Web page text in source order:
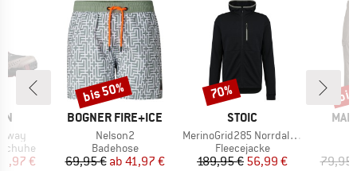
Preis
€
MARKE
BOGNER FIRE+ICE
Artikel
Nelson2
Produktgruppe
Badehose
Preis
69,95 € reduzierter Preis
ab 41,97 €
Rabatt
bis 50%
MARKE
STOIC
Artikel
MerinoGrid285 NorrdalSt. Zip Hoody
Produktgruppe
Fleecejacke
Preis
189,95 €reduzierter Preis
56,99 €
Rabatt
70%
79,95